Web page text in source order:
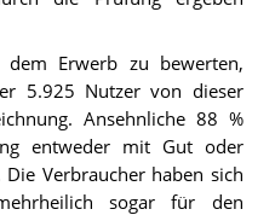
Erwerb zu bewerten,
5.925 Nutzer von dieser
Ansehnliche 88 %
entweder mit Gut oder
Verbraucher haben sich
sogar für den